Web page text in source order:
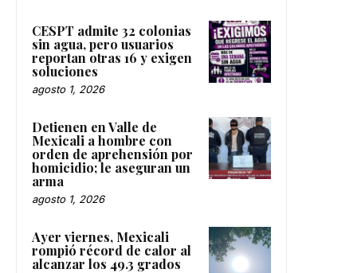
CESPT admite 32 colonias
sin agua, pero usuarios
reportan otras 16 y exigen
soluciones
agosto 1, 2026
Detienen en Valle de
Mexicali a hombre con
orden de aprehensión por
homicidio; le aseguran un
arma
agosto 1, 2026
Ayer viernes, Mexicali
rompió récord de calor al
alcanzar los 49.3 grados